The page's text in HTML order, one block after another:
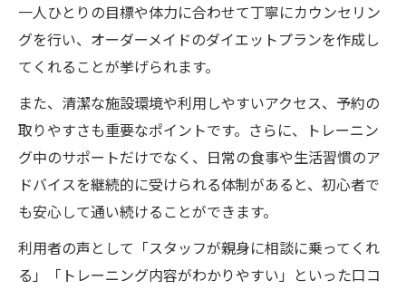
一人ひとりの目標や体力に合わせて丁寧にカウンセリン
グを行い、オーダーメイドのダイエットプランを作成し
てくれることが挙げられます。
また、清潔な施設環境や利用しやすいアクセス、予約の
取りやすさも重要なポイントです。さらに、トレーニン
グ中のサポートだけでなく、日常の食事や生活習慣のア
ドバイスを継続的に受けられる体制があると、初心者で
も安心して通い続けることができます。
利用者の声として「スタッフが親身に相談に乗ってくれ
る」「トレーニング内容がわかりやすい」といった口コ